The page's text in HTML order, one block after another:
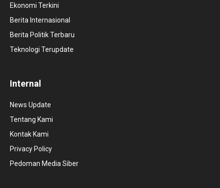
Ekonomi Terkini
Berita Internasional
Berita Politik Terbaru
Teknologi Terupdate
Internal
News Update
Tentang Kami
Kontak Kami
Privacy Policy
Pedoman Media Siber